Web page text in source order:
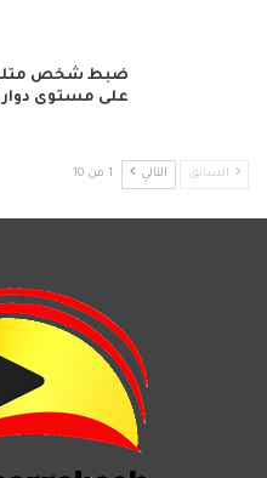
ضبط شخص متلبس
على مستوى
السابق التالي 1 من 10